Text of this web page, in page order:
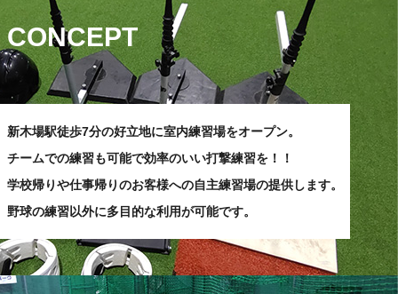
CONCEPT
新木場駅徒歩7分の好立地に室内練習場をオープン。
チームでの練習も可能で効率のいい打撃練習を！！
学校帰りや仕事帰りのお客様への自主練習場の提供します。
野球の練習以外に多目的な利用が可能です。